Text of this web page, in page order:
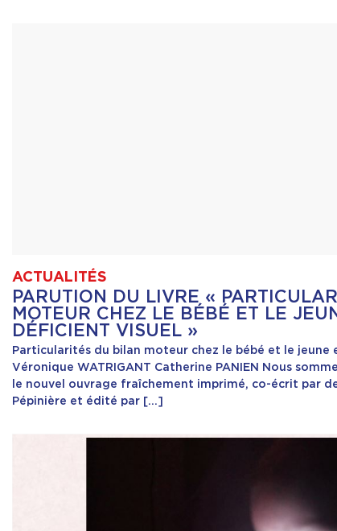
ACTUALITÉS
PARUTION DU LIVRE «
MOTEUR CHEZ LE BÉBÉ ET LE
DÉFICIENT VISUEL »
Particularités du bilan moteur chez le bébé et le
Véronique WATRIGANT Catherine PANIEN Nous
le nouvel ouvrage fraîchement imprimé, co-écrit par
Pépinière et édité par […]